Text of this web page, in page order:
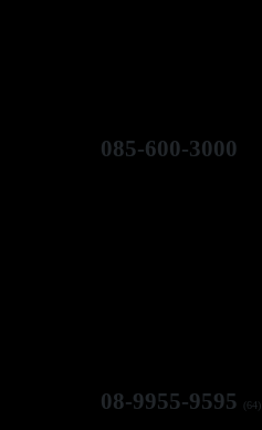
085-600-3000
08-9955-9595 (64)